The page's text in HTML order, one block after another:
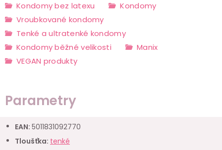
Kondomy bez latexu
Kondomy
Vroubkované kondomy
Tenké a ultratenké kondomy
Kondomy běžné velikosti
Manix
VEGAN produkty
Parametry
EAN: 5011831092770
Tloušťka: tenké